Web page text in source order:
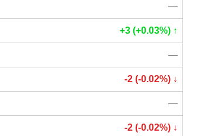
—
+3 (+0.03%) ↑
—
-2 (-0.02%) ↓
—
-2 (-0.02%) ↓